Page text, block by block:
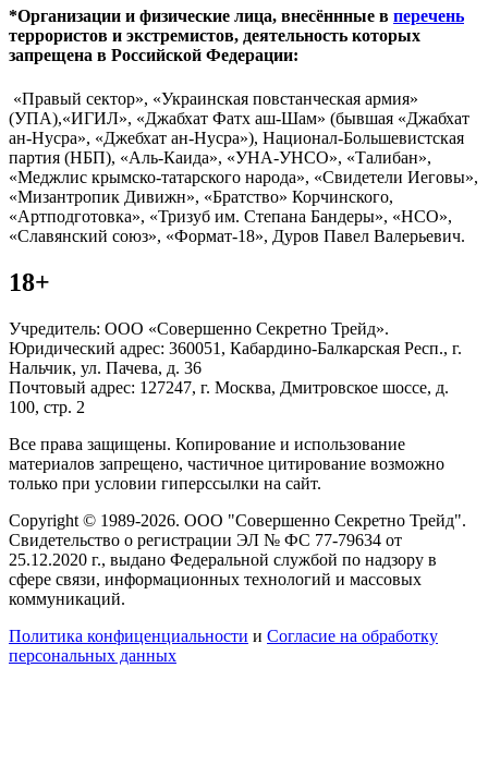
*Организации и физические лица, внесённные в перечень
террористов и экстремистов, деятельность которых
запрещена в Российской Федерации:
«Правый сектор», «Украинская повстанческая армия»
(УПА),«ИГИЛ», «Джабхат Фатх аш-Шам» (бывшая «Джабхат
ан-Нусра», «Джебхат ан-Нусра»), Национал-Большевистская
партия (НБП), «Аль-Каида», «УНА-УНСО», «Талибан»,
«Меджлис крымско-татарского народа», «Свидетели Иеговы»,
«Мизантропик Дивижн», «Братство» Корчинского,
«Артподготовка», «Тризуб им. Степана Бандеры», «НСО»,
«Славянский союз», «Формат-18», Дуров Павел Валерьевич.
18+
Учредитель: ООО «Совершенно Секретно Трейд».
Юридический адрес: 360051, Кабардино-Балкарская Респ., г.
Нальчик, ул. Пачева, д. 36
Почтовый адрес: 127247, г. Москва, Дмитровское шоссе, д.
100, стр. 2
Все права защищены. Копирование и использование
материалов запрещено, частичное цитирование возможно
только при условии гиперссылки на сайт.
Copyright © 1989-2026. ООО "Совершенно Секретно Трейд".
Свидетельство о регистрации ЭЛ № ФС 77-79634 от
25.12.2020 г., выдано Федеральной службой по надзору в
сфере связи, информационных технологий и массовых
коммуникаций.
Политика конфиценциальности и Согласие на обработку
персональных данных